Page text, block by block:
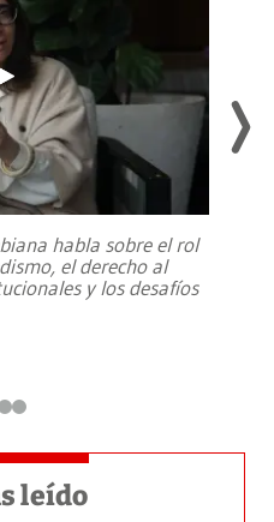
habla sobre el rol
el derecho al
y los desafíos
leído